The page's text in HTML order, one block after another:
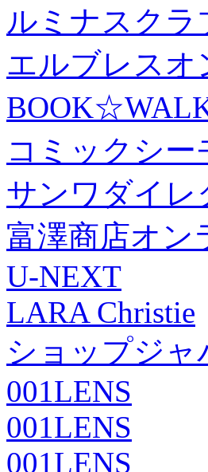
ルミナスクラ
エルブレス
コミックシー
サンワダイレ
富澤商店オン
U-NEXT
LARA Christie
ショップジャ
001LENS
001LENS
001LENS